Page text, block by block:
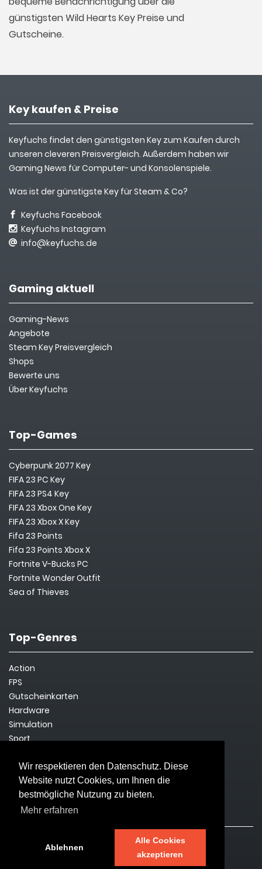
Wir respektieren den Datenschutz. Diese
Website nutzt Cookies, um Ihnen die
bestmögliche Nutzung zu bieten.
Mehr erfahren
Ablehnen
Alle Cookies
akzeptieren
günstigsten Wild Hearts Key Preise und
Gutscheine.
Key kaufen & Preise
Keyfuchs findet den günstigsten Key zum Kaufen durch
unseren cleveren Preisvergleich. Außerdem haben wir
Gaming News für Computer- und Konsolenspiele.
Was ist der günstigste Key für Steam & Co?
Keyfuchs Facebook
Keyfuchs Instagram
info@keyfuchs.de
Gaming aktuell
Gaming-News
Angebote
Steam Key Preisvergleich
Shops
Bewerte uns
Über Keyfuchs
Top-Games
Cyberpunk 2077 Key
FIFA 23 PC Key
FIFA 23 PS4 Key
FIFA 23 Xbox One Key
FIFA 23 Xbox X Key
Fifa 23 Points
Fifa 23 Points Xbox X
Fortnite V-Bucks PC
Fortnite Wonder Outfit
Sea of Thieves
Top-Genres
Action
FPS
Gutscheinkarten
Hardware
Simulation
Sport
Survival
Rechtliches
Impressum